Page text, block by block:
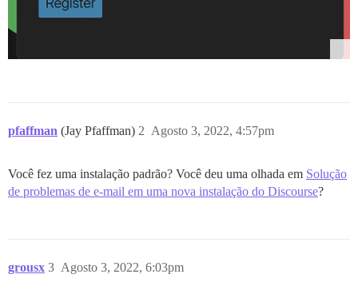
pfaffman (Jay Pfaffman) Agosto 3, 2022, 4:57pm
2
Você fez uma instalação padrão? Você deu uma olhada em Solução
de problemas de e-mail em uma nova instalação do Discourse?
grousx Agosto 3, 2022, 6:03pm
3